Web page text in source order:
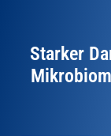
Starker